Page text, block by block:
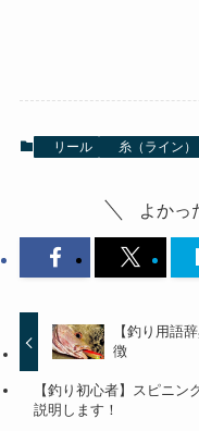
リール 糸（ライン）
よかっ
【釣り用語
徴
【釣り初心者】スピニン
説明します！